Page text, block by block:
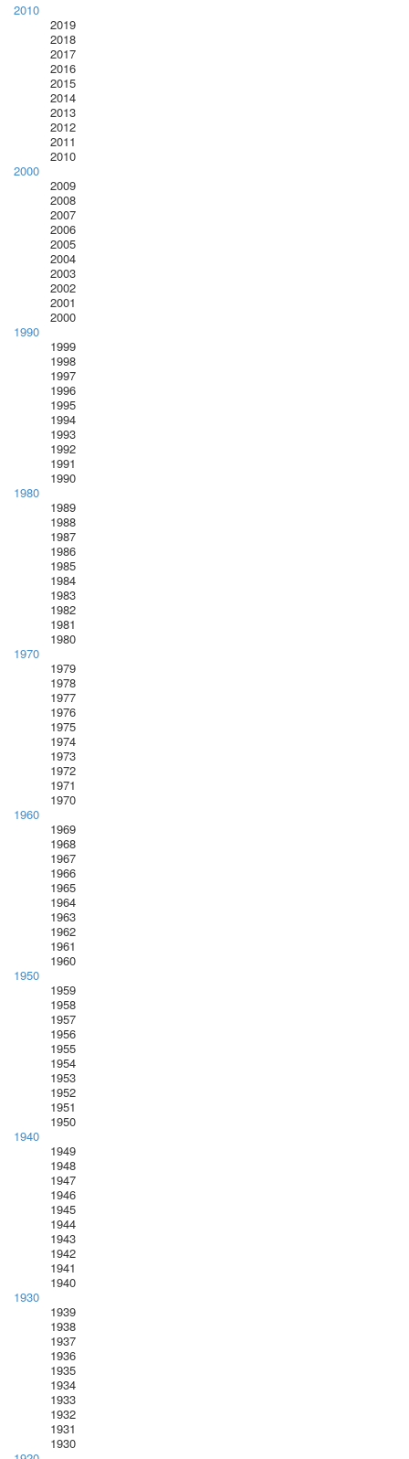
2010
2019
2018
2017
2016
2015
2014
2013
2012
2011
2010
2000
2009
2008
2007
2006
2005
2004
2003
2002
2001
2000
1990
1999
1998
1997
1996
1995
1994
1993
1992
1991
1990
1980
1989
1988
1987
1986
1985
1984
1983
1982
1981
1980
1970
1979
1978
1977
1976
1975
1974
1973
1972
1971
1970
1960
1969
1968
1967
1966
1965
1964
1963
1962
1961
1960
1950
1959
1958
1957
1956
1955
1954
1953
1952
1951
1950
1940
1949
1948
1947
1946
1945
1944
1943
1942
1941
1940
1930
1939
1938
1937
1936
1935
1934
1933
1932
1931
1930